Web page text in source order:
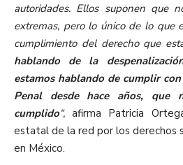
autoridades. Ellos suponen que
extremas, pero lo único de lo que
cumplimiento del derecho que
hablando de la
estamos hablando de cumplir
Penal desde hace años, que
cumplido“,afirma Patricia
estatal de la red por los derechos
en México.